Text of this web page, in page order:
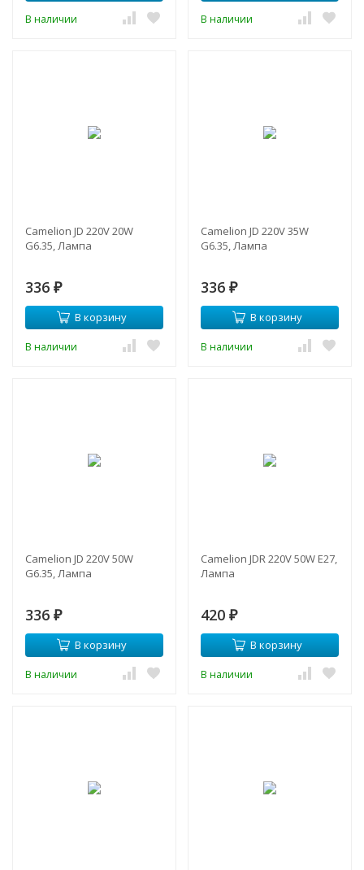
В наличии В наличии
Camelion JD 220V 20W
G6.35, Лампа
336 ₽
В корзину
В наличии
Camelion JD 220V 35W
G6.35, Лампа
336 ₽
В корзину
В наличии
Camelion JD 220V 50W
G6.35, Лампа
336 ₽
В корзину
В наличии
Camelion JDR 220V 50W E27,
Лампа
420 ₽
В корзину
В наличии